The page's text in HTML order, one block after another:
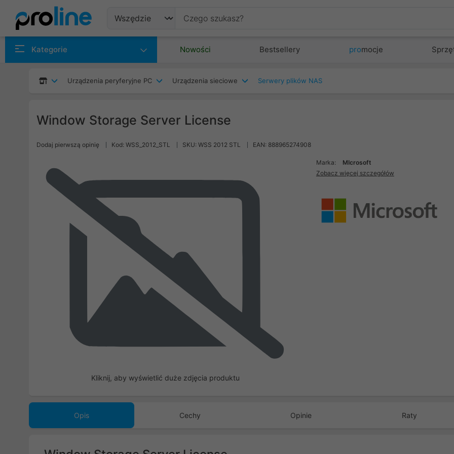
Kategorie Nowości Bestsellery promocje
Urządzenia peryferyjne PC Urządzenia sieciowe Serwery plików NAS
Window Storage Server License
Dodaj pierwszą opinię Kod: WSS_2012_STL SKU: WSS 2012 STL EAN: 888965274908
Kliknij, aby wyświetlić duże zdjęcia produktu
Marka:
MIcrosoft
Zobacz więcej szczegółów
Opis Cechy Opinie Raty